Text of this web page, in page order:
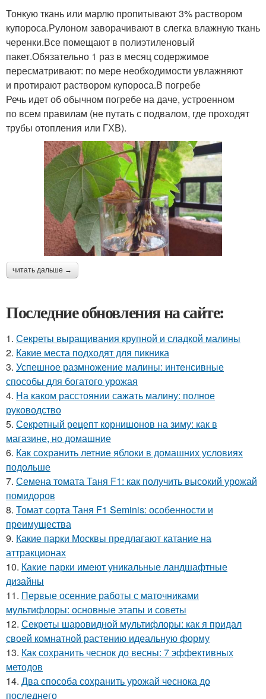
Тонкую ткань или марлю пропитывают 3% раствором
купороса.Рулоном заворачивают в слегка влажную ткань
черенки.Все помещают в полиэтиленовый
пакет.Обязательно 1 раз в месяц содержимое
пересматривают: по мере необходимости увлажняют
и протирают раствором купороса.В погребе
Речь идет об обычном погребе на даче, устроенном
по всем правилам (не путать с подвалом, где проходят
трубы отопления или ГХВ).
читать дальше →
Последние обновления на сайте:
1. Секреты выращивания крупной и сладкой малины
2. Какие места подходят для пикника
3. Успешное размножение малины: интенсивные
способы для богатого урожая
4. На каком расстоянии сажать малину: полное
руководство
5. Секретный рецепт корнишонов на зиму: как в
магазине, но домашние
6. Как сохранить летние яблоки в домашних условиях
подольше
7. Семена томата Таня F1: как получить высокий урожай
помидоров
8. Томат сорта Таня F1 Seminis: особенности и
преимущества
9. Какие парки Москвы предлагают катание на
аттракционах
10. Какие парки имеют уникальные ландшафтные
дизайны
11. Первые осенние работы с маточниками
мультифлоры: основные этапы и советы
12. Секреты шаровидной мультифлоры: как я придал
своей комнатной растению идеальную форму
13. Как сохранить чеснок до весны: 7 эффективных
методов
14. Два способа сохранить урожай чеснока до
последнего